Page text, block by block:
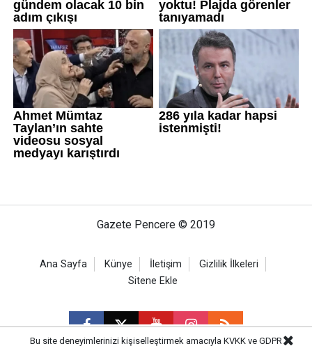
Gazete Pencere © 2019
Ana Sayfa Künye İletişim
Gizlilik İlkeleri
Sitene Ekle
Bu site deneyimlerinizi kişiselleştirmek amacıyla KVKK ve GDPR